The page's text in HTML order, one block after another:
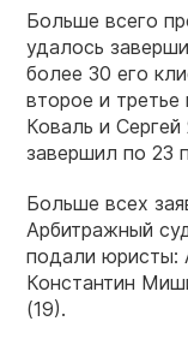
Больше всего
удалось
более 30 его
второе и
Коваль и
завершил по 23
Больше всех
Арбитражный
подали юристы:
Константин
(19).